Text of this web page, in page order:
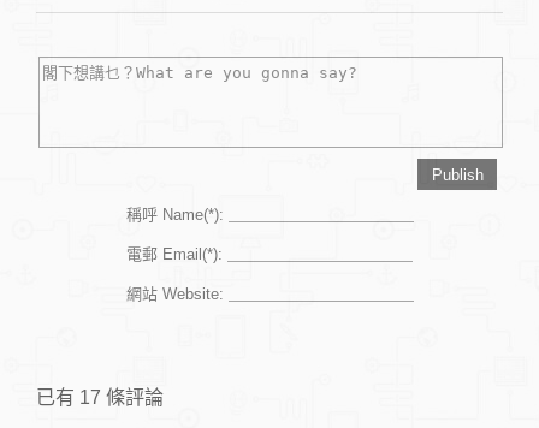
稱呼 Name(*):
電郵 Email(*):
網站 Website:
已有 17 條評論